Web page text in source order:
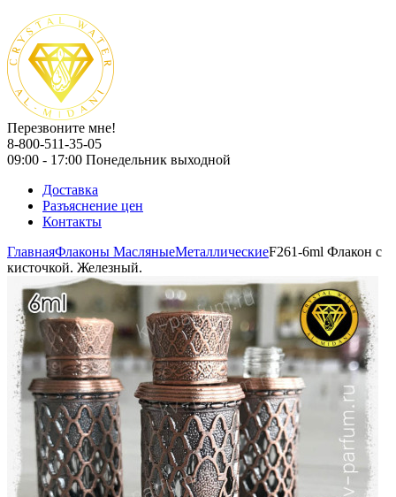
Перезвоните мне!
8-800-511-35-05
09:00 - 17:00 Понедельник выходной
Доставка
Разъяснение цен
Контакты
ГлавнаяФлаконы МасляныеМеталлическиеF261-6ml Флакон с
кисточкой. Железный.